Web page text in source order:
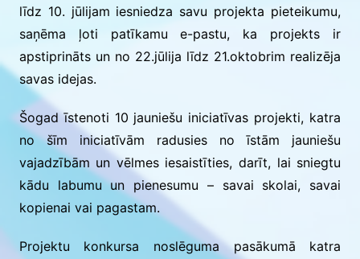
līdz 10. jūlijam iesniedza savu projekta pieteikumu,
saņēma ļoti patīkamu e-pastu, ka projekts ir
apstiprināts un no 22.jūlija līdz 21.oktobrim realizēja
savas idejas.
Šogad īstenoti 10 jauniešu iniciatīvas projekti, katra
no šīm iniciatīvām radusies no īstām jauniešu
vajadzībām un vēlmes iesaistīties, darīt, lai sniegtu
kādu labumu un pienesumu – savai skolai, savai
kopienai vai pagastam.
Projektu konkursa noslēguma pasākumā katra